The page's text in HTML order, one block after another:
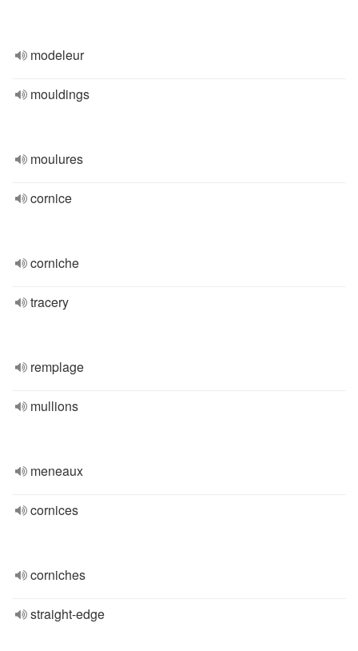
modeleur
mouldings
moulures
cornice
corniche
tracery
remplage
mullions
meneaux
cornices
corniches
straight-edge